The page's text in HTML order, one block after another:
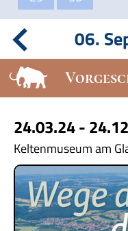
06.
24.03.24 -
Keltenmuseum am